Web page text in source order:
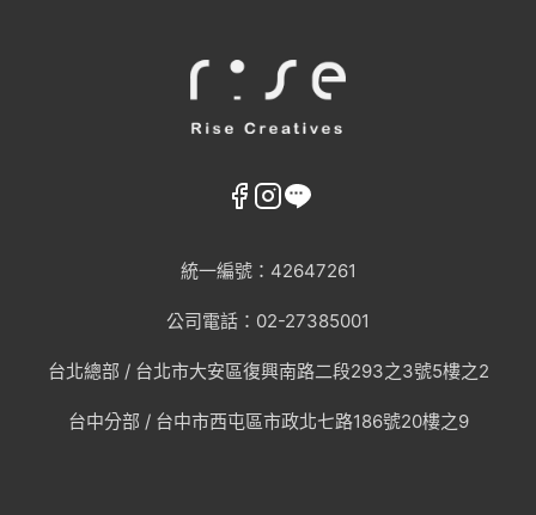
統一編號：42647261
公司電話：02-27385001
台北總部 / 台北市大安區復興南路二段293之3號5樓之2
台中分部 / 台中市西屯區市政北七路186號20樓之9